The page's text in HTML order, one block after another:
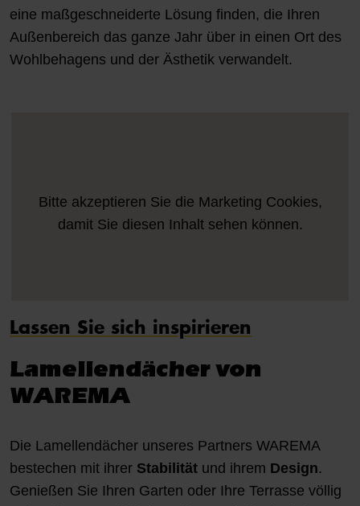
eine maßgeschneiderte Lösung finden, die Ihren
Außenbereich das ganze Jahr über in einen Ort des
Wohlbehagens und der Ästhetik verwandelt.
Bitte akzeptieren Sie die Marketing Cookies,
damit Sie diesen Inhalt sehen können.
Lassen Sie sich inspirieren
Lamellendächer von
WAREMA
Die Lamellendächer unseres Partners WAREMA
bestechen mit ihrer Stabilität und ihrem Design.
Genießen Sie Ihren Garten oder Ihre Terrasse völlig